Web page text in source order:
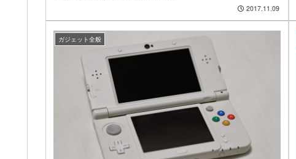
2017.11.09
ガジェット全般